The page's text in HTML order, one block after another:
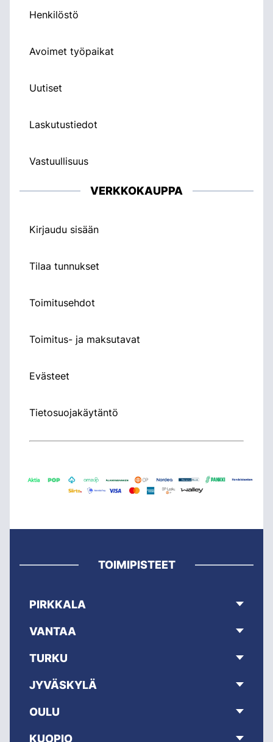
Henkilöstö
Avoimet työpaikat
Uutiset
Laskutustiedot
Vastuullisuus
VERKKOKAUPPA
Kirjaudu sisään
Tilaa tunnukset
Toimitusehdot
Toimitus- ja maksutavat
Evästeet
Tietosuojakäytäntö
TOIMIPISTEET
PIRKKALA
VANTAA
TURKU
JYVÄSKYLÄ
OULU
KUOPIO